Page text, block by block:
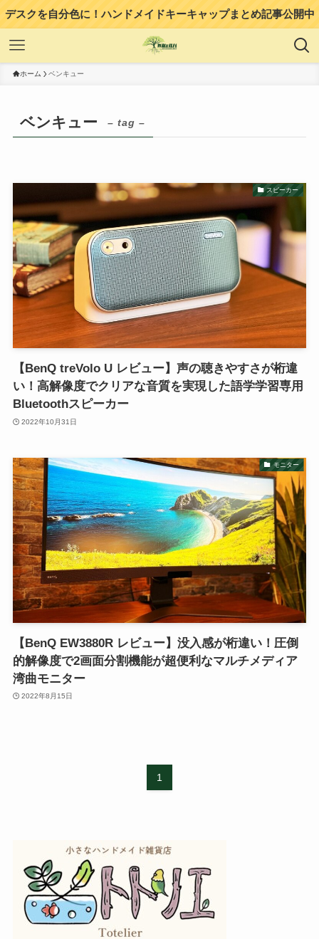
デスクを自分色に！ハンドメイドキーキャップまとめ記事公開中
ホーム ベンキュー
ベンキュー – tag –
スピーカー
【BenQ treVolo U レビュー】声の聴きやすさが桁違
い！高解像度でクリアな音質を実現した語学学習専用
Bluetoothスピーカー
2022年10月31日
モニター
【BenQ EW3880R レビュー】没入感が桁違い！圧倒
的解像度で2画面分割機能が超便利なマルチメディア
湾曲モニター
2022年8月15日
1